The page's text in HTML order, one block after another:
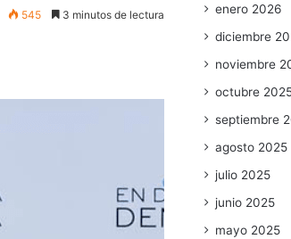
545 3 minutos de lectura
enero 2026
diciembre
noviembre
octubre
septiembre
agosto 2025
julio 2025
junio 2025
mayo 2025